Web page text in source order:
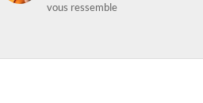
vous ressemble